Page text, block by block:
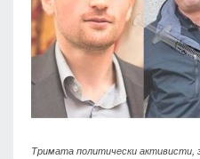
Тримата политически активисти,